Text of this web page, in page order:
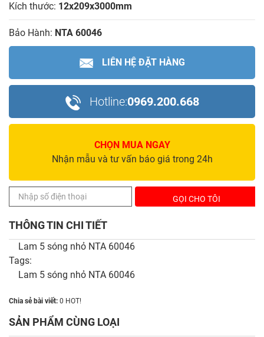
Kích thước: 12x209x3000mm
Bảo Hành: NTA 60046
LIÊN HỆ ĐẶT HÀNG
Hotline:0969.200.668
CHỌN MUA NGAY
Nhận mẫu và tư vấn báo giá trong 24h
THÔNG TIN CHI TIẾT
Lam 5 sóng nhỏ NTA 60046
Tags:
Lam 5 sóng nhỏ NTA 60046
Chia sẻ bài viết: 0 HOT!
SẢN PHẨM CÙNG LOẠI